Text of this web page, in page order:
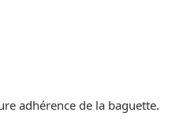
adhérence de la baguette.